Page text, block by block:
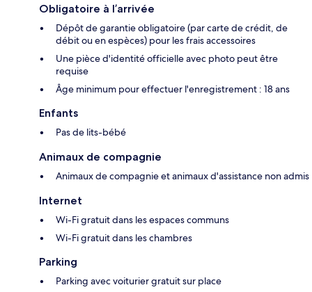
Obligatoire à l’arrivée
Dépôt de garantie obligatoire (par carte de crédit, de
débit ou en espèces) pour les frais accessoires
Une pièce d'identité officielle avec photo peut être
requise
Âge minimum pour effectuer l'enregistrement : 18 ans
Enfants
Pas de lits-bébé
Animaux de compagnie
Animaux de compagnie et animaux d'assistance non admis
Internet
Wi-Fi gratuit dans les espaces communs
Wi-Fi gratuit dans les chambres
Parking
Parking avec voiturier gratuit sur place